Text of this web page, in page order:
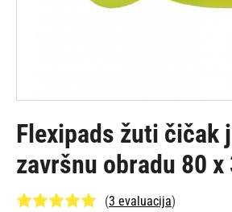
Flexipads žuti čičak
završnu obradu 80 x
(3 evaluacija)